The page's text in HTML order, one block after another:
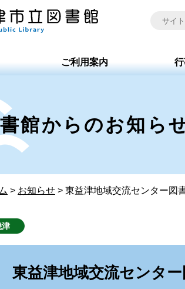
ご利用案内
館からのお知ら
> お知らせ > 東益津地域交流センター図
津
東益津地域交流センタ